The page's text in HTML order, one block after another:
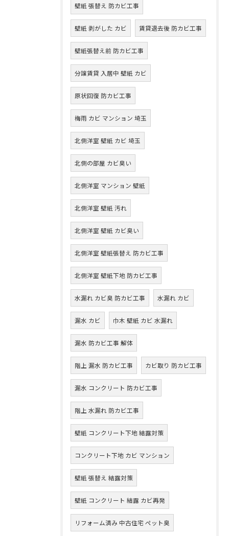
壁紙 張替え 防カビ工事
壁紙 剥がした カビ 賃貸退去後 防カビ工事
壁紙張替え前 防カビ工事
分譲賃貸 入居中 壁紙 カビ
原状回復 防カビ工事
梅雨 カビ マンション 埼玉
北側洋室 壁紙 カビ 埼玉
北側の部屋 カビ臭い
北側洋室 マンション 壁紙
北側洋室 壁紙 汚れ
北側洋室 壁紙 カビ臭い
北側洋室 壁紙張替え 防カビ工事
北側洋室 壁紙下地 防カビ工事
水漏れ カビ臭 防カビ工事 水漏れ カビ
漏水 カビ 巾木 壁紙 カビ 水漏れ
漏水 防カビ工事 解体
階上 漏水 防カビ工事 カビ取り 防カビ工事
漏水 コンクリート 防カビ工事
階上 水漏れ 防カビ工事
壁紙 コンクリート下地 結露対策
コンクリート下地 カビ マンション
壁紙 張替え 結露対策
壁紙 コンクリート 結露 カビ再発
リフォーム済み 中古住宅 ペット臭